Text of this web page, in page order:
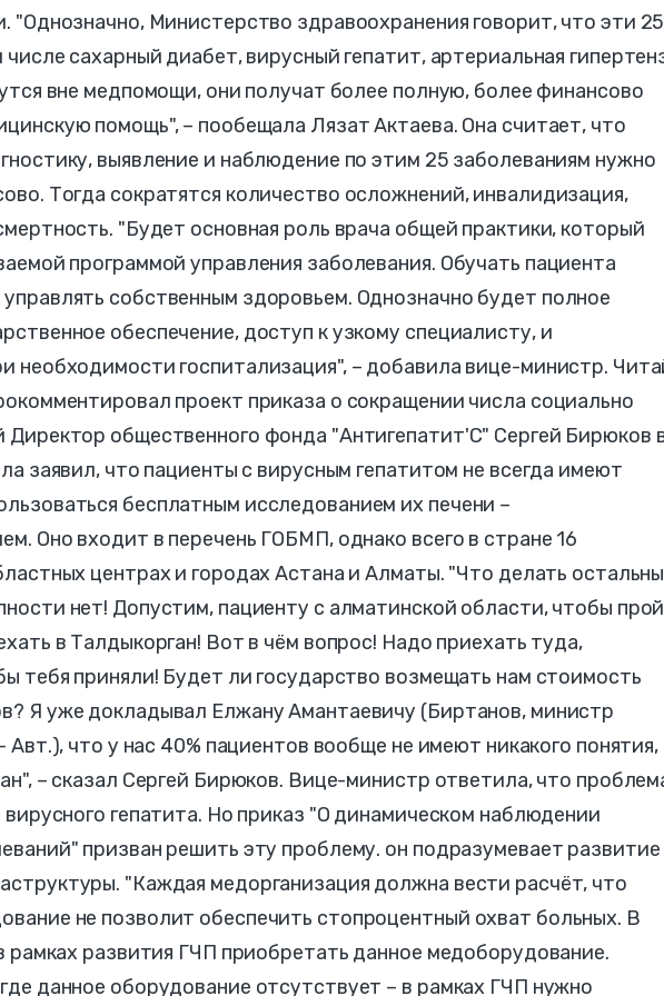
"Однозначно, Министерство здравоохранения говорит, что эти 25
сахарный диабет, вирусный гепатит, артериальная
вне медпомощи, они получат более полную, более финансово
помощь", – пообещала Лязат Актаева. Она считает, что
выявление и наблюдение по этим 25 заболеваниям нужно
Тогда сократятся количество осложнений, инвалидизация,
"Будет основная роль врача общей практики, который
программой управления заболевания. Обучать пациента
собственным здоровьем. Однозначно будет полное
обеспечение, доступ к узкому специалисту, и
необходимости госпитализация", – добавила вице-министр.
проект приказа о сокращении числа социально
Директор общественного фонда "Антигепатит'C" Сергей Бирюков
заявил, что пациенты с вирусным гепатитом не всегда имеют
бесплатным исследованием их печени –
Оно входит в перечень ГОБМП, однако всего в стране 16
центрах и городах Астана и Алматы. "Что делать
нет! Допустим, пациенту с алматинской области, чтобы
в Талдыкорган! Вот в чём вопрос! Надо приехать туда,
тебя приняли! Будет ли государство возмещать нам стоимость
Я уже докладывал Елжану Амантаевичу (Биртанов, министр
Авт.), что у нас 40% пациентов вообще не имеют никакого понятия,
– сказал Сергей Бирюков. Вице-министр ответила, что
вирусного гепатита. Но приказ "О динамическом наблюдении
призван решить эту проблему. он подразумевает развитие
"Каждая медорганизация должна вести расчёт, что
не позволит обеспечить стопроцентный охват больных. В
рамках развития ГЧП приобретать данное медоборудование.
данное оборудование отсутствует – в рамках ГЧП нужно